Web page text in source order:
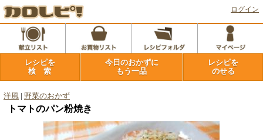
ログイン
レシピを
検 索
今日のおかずに
もう一品
レシピを
のせる
洋風 野菜のおかず
トマトのパン粉焼き